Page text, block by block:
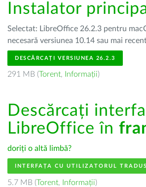
Instalator
Selectat: LibreOffice 26.2.3 pentru
necesară versiunea 10.14 sau mai
DESCĂRCAȚI VERSIUNEA 26.2.3
291 MB (Torent, Informații)
Descărcați
LibreOffice în
doriți o altă limbă?
INTERFAȚA CU UTILIZATORUL
5.7 MB (Torent, Informații)